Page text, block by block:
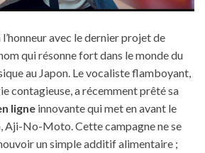
l’honneur avec le dernier projet de
qui résonne fort dans le monde du
au Japon. Le vocaliste flamboyant,
contagieuse, a récemment prêté sa
ligne innovante qui met en avant le
Aji-No-Moto. Cette campagne ne se
un simple additif alimentaire ;